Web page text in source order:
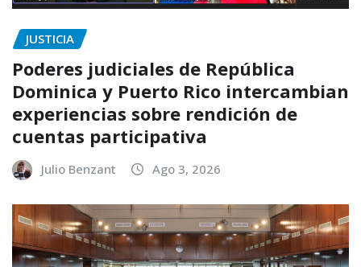
JUSTICIA
Poderes judiciales de República
Dominica y Puerto Rico intercambian
experiencias sobre rendición de
cuentas participativa
Julio Benzant Ago 3, 2026